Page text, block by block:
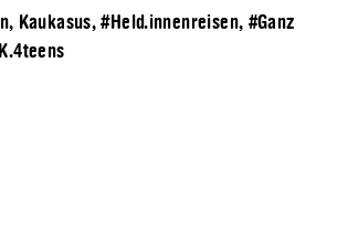
Kaukasus,#Held.innenreisen, #Ganz